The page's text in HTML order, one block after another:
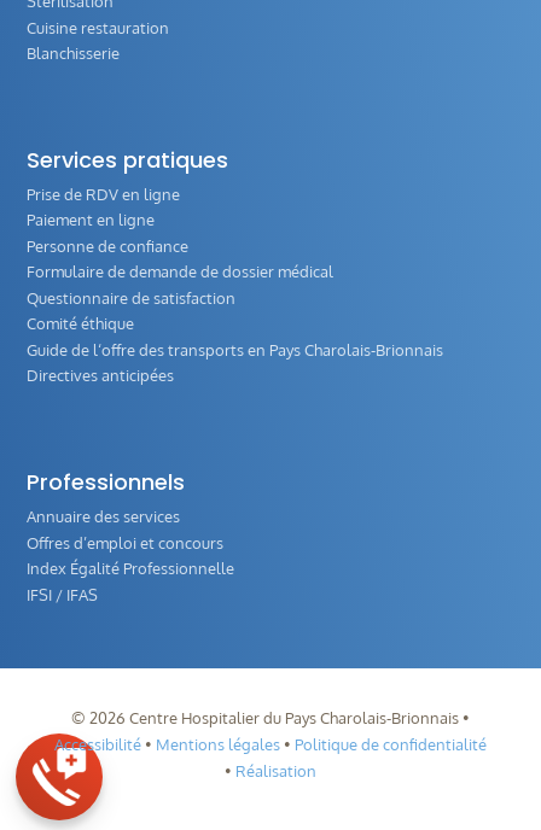
Cuisine restauration
Blanchisserie
Services pratiques
Prise de RDV en ligne
Paiement en ligne
Personne de confiance
Formulaire de demande de dossier médical
Questionnaire de satisfaction
Comité éthique
Guide de l‘offre des transports en Pays Charolais-Brionnais
Directives anticipées
Professionnels
Annuaire des services
Offres d’emploi et concours
Index Égalité Professionnelle
IFSI / IFAS
© 2026 Centre Hospitalier du Pays Charolais-Brionnais •
Accessibilité• Mentions légales• Politique de confidentialité
• Réalisation